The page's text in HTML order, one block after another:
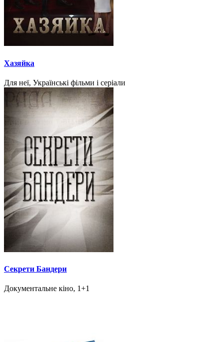
Хазяйка
Для неї, Українські фільми і серіали
Секрети Бандери
Документальне кіно, 1+1